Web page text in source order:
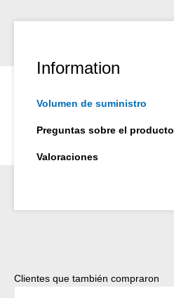
Information
Volumen de suministro
Preguntas sobre el producto
Valoraciones
Omitir la galería de productos
Clientes que también compraron